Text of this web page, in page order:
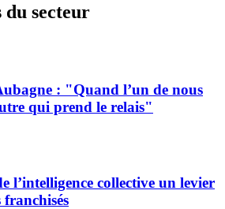
du secteur
: "Quand l’un de nous
qui prend le relais"
l’intelligence collective un levier
franchisés